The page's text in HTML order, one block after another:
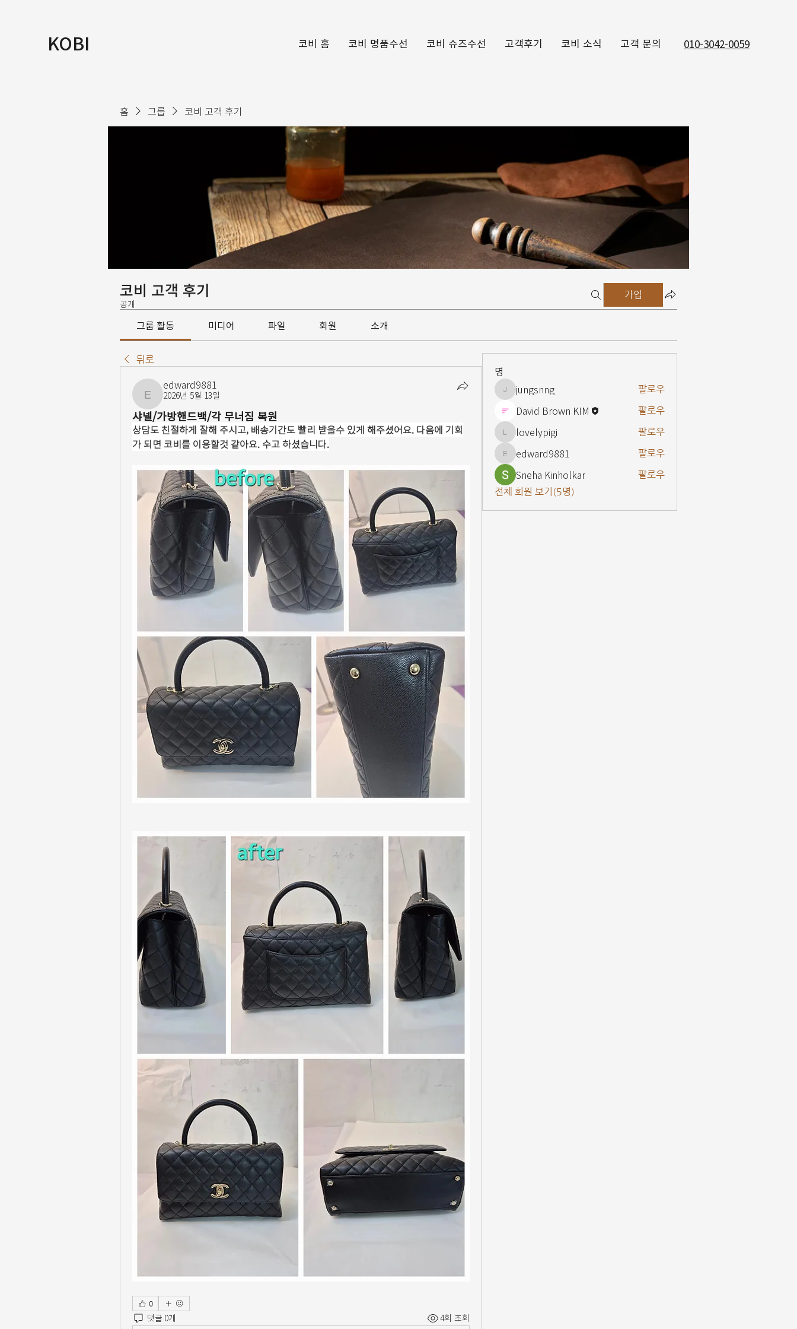
KOBI 코비 홈 코비 명품수선 코비 슈즈수선 고객후기 코비 소식 고객 문의 010-3042-0059
홈 그룹 코비 고객 후기
코비 고객 후기
공개
가입
그룹 활동 미디어 파일 회원 소개
뒤로
edward9881
edward9881
2026년 5월 13일
샤넬/가방핸드백/각 무너짐 복원
상담도 친절하게 잘해 주시고, 배송기간도 빨리 받을수 있게 해주셨어요. 다음에 기회
가 되면 코비를 이용할것 같아요. 수고 하셨습니다.
0
댓글 0개 4회 조회
명
jungsnng
jungsnng 팔로우
David Brown KIM 팔로우
lovelypigi
lovelypigi 팔로우
edward9881
edward9881 팔로우
Sneha Kinholkar
팔로우
전체 회원 보기(5명)